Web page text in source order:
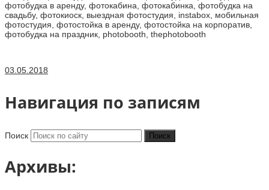
03.05.2018
Навигация по записям
Поиск
Архивы: